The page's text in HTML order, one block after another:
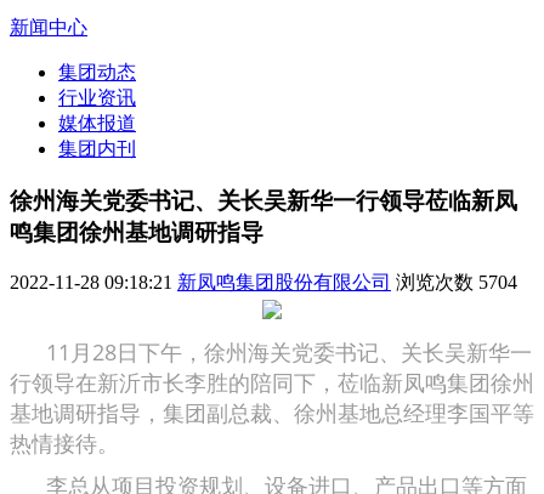
新闻中心
集团动态
行业资讯
媒体报道
集团内刊
徐州海关党委书记、关长吴新华一行领导莅临新凤
鸣集团徐州基地调研指导
2022-11-28 09:18:21 新凤鸣集团股份有限公司 浏览次数 5704
11月28日下午，徐州海关党委书记、关长吴新华一
行领导在新沂市长李胜的陪同下，莅临新凤鸣集团徐州
基地调研指导，集团副总裁、徐州基地总经理李国平等
热情接待。
李总从项目投资规划、设备进口、产品出口等方面